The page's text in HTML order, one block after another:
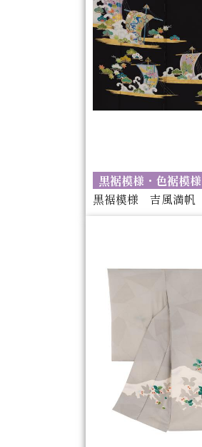
黒裾模様・色裾模様
黒裾模様 吉風満帆